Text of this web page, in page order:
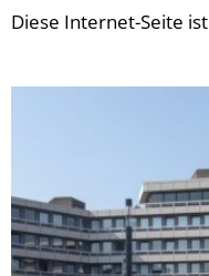
Diese Internet-Seite ist